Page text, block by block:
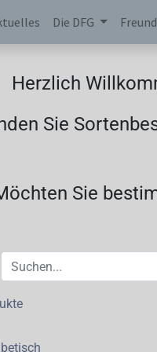
Die DFG
Herzlich
Sie
Sie